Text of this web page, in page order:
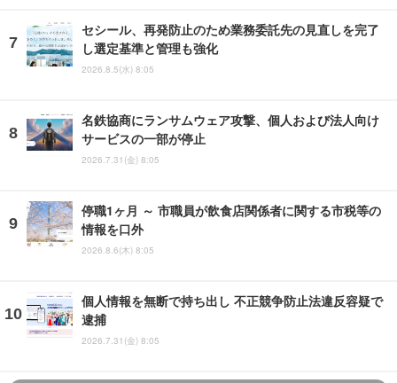
セシール、再発防止のため業務委託先の見直しを完了
し選定基準と管理も強化
2026.8.5(水) 8:05
名鉄協商にランサムウェア攻撃、個人および法人向け
サービスの一部が停止
2026.7.31(金) 8:05
停職1ヶ月 ～ 市職員が飲食店関係者に関する市税等の
情報を口外
2026.8.6(木) 8:05
個人情報を無断で持ち出し 不正競争防止法違反容疑で
逮捕
2026.7.31(金) 8:05